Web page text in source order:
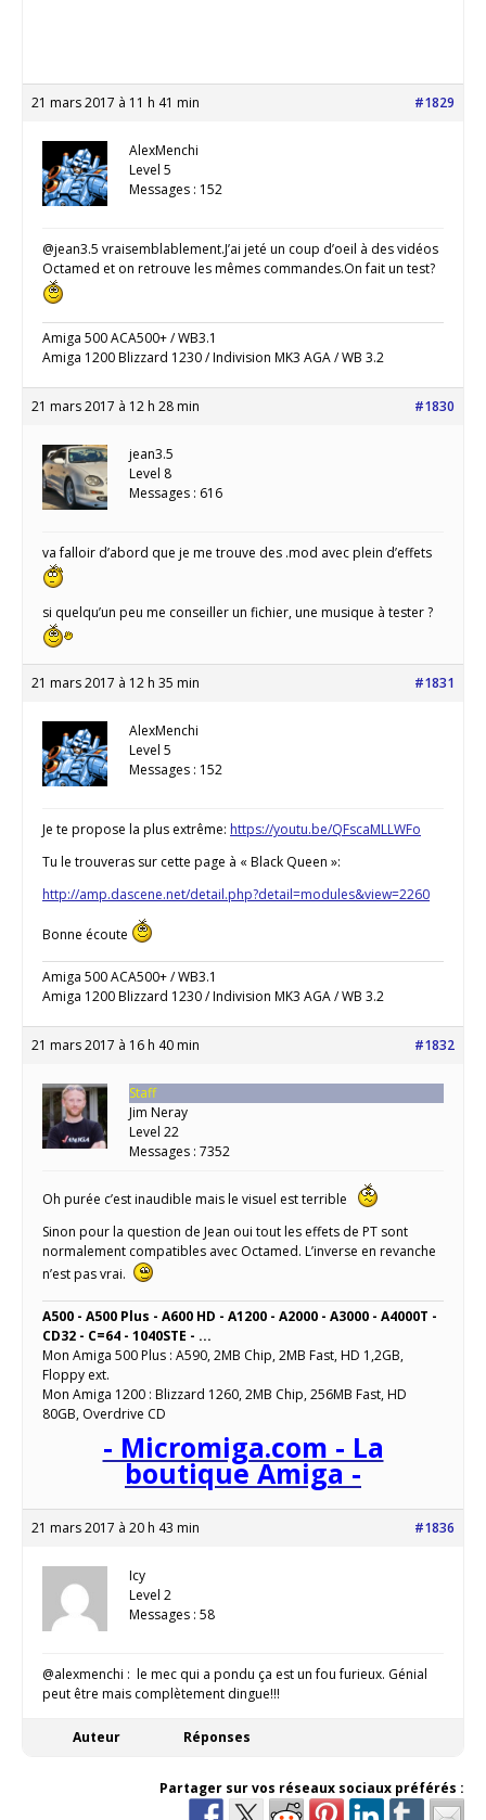
21 mars 2017 à 11 h 41 min #1829
AlexMenchi
Level 5
Messages : 152
@jean3.5 vraisemblablement.J’ai jeté un coup d’oeil à des vidéos
Octamed et on retrouve les mêmes commandes.On fait un test?
Amiga 500 ACA500+ / WB3.1
Amiga 1200 Blizzard 1230 / Indivision MK3 AGA / WB 3.2
21 mars 2017 à 12 h 28 min #1830
jean3.5
Level 8
Messages : 616
va falloir d’abord que je me trouve des .mod avec plein d’effets
si quelqu’un peu me conseiller un fichier, une musique à tester ?
21 mars 2017 à 12 h 35 min #1831
AlexMenchi
Level 5
Messages : 152
Je te propose la plus extrême: https://youtu.be/QFscaMLLWFo
Tu le trouveras sur cette page à « Black Queen »:
http://amp.dascene.net/detail.php?detail=modules&view=2260
Bonne écoute
Amiga 500 ACA500+ / WB3.1
Amiga 1200 Blizzard 1230 / Indivision MK3 AGA / WB 3.2
21 mars 2017 à 16 h 40 min #1832
Staff
Jim Neray
Level 22
Messages : 7352
Oh purée c’est inaudible mais le visuel est terrible
Sinon pour la question de Jean oui tout les effets de PT sont
normalement compatibles avec Octamed. L’inverse en revanche
n’est pas vrai.
A500 - A500 Plus - A600 HD - A1200 - A2000 - A3000 - A4000T -
CD32 - C=64 - 1040STE - ...
Mon Amiga 500 Plus : A590, 2MB Chip, 2MB Fast, HD 1,2GB,
Floppy ext.
Mon Amiga 1200 : Blizzard 1260, 2MB Chip, 256MB Fast, HD
80GB, Overdrive CD
- Micromiga.com - La
boutique Amiga -
21 mars 2017 à 20 h 43 min #1836
Icy
Level 2
Messages : 58
@alexmenchi : le mec qui a pondu ça est un fou furieux. Génial
peut être mais complètement dingue!!!
Auteur Réponses
Partager sur vos réseaux sociaux préférés :